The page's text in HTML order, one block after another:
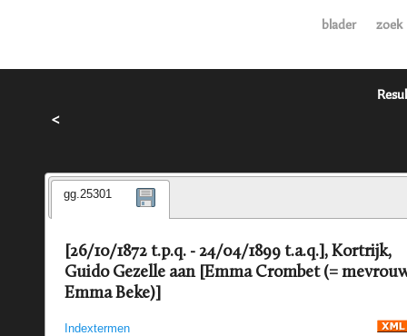
blader zoek
<
gg.25301
[26/10/1872 t.p.q. - 24/04/1899 t.a.q.], Kortrijk,
Guido Gezelle aan [Emma Crombet (=
Emma Beke)]
Indextermen